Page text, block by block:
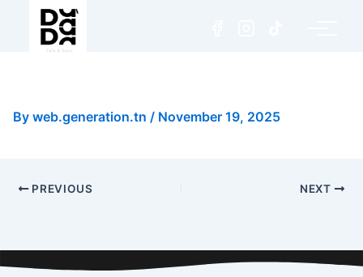
By web.generation.tn / November 19, 2025
PREVIOUS NEXT